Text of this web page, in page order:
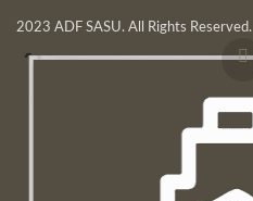
2023 ADF SASU. All Rights Reserved.